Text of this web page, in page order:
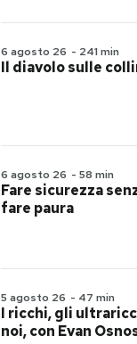
6 agosto 26 - 241 min
Il diavolo sulle
6 agosto 26 - 58 min
Fare sicurezza
fare paura
5 agosto 26 - 47 min
I ricchi, gli
noi, con Evan